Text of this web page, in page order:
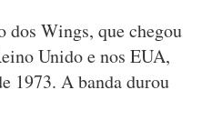
dos Wings, que chegou
Unido e nos EUA,
1973. A banda durou